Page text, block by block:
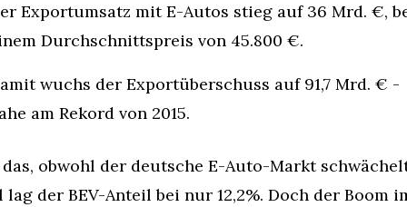
Exportumsatz mit E-Autos stieg auf 36 Mrd. €,
Durchschnittspreis von 45.800 €.
wuchs der Exportüberschuss auf 91,7 Mrd. € -
am Rekord von 2015.
obwohl der deutsche E-Auto-Markt
lag der BEV-Anteil bei nur 12,2%. Doch der Boom